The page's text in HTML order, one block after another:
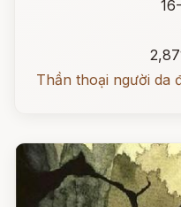
Thần thoại người da